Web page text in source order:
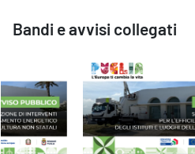
Bandi e avvisi collegati